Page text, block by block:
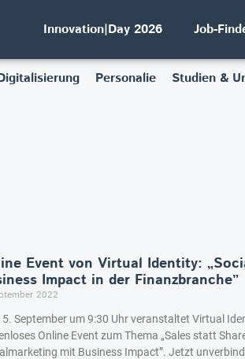
Innovation|Day 2026 Job-
Personalie Studien &
Event von Virtual Identity:
Impact in der Finanzbranche”
2022
September um 9:30 Uhr veranstaltet Virtual
Online Event zum Thema „Sales statt
mit Business Impact”. Jetzt